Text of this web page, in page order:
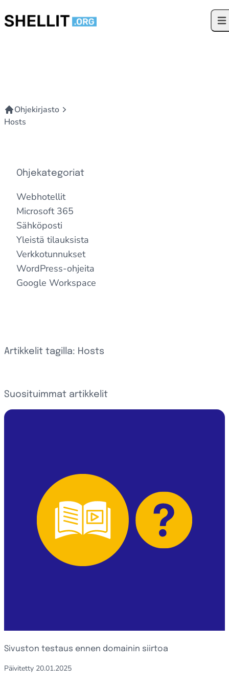
Ohjekirjasto
Hosts
Ohjekategoriat
Webhotellit
Microsoft 365
Sähköposti
Yleistä tilauksista
Verkkotunnukset
WordPress-ohjeita
Google Workspace
Artikkelit tagilla: Hosts
Suosituimmat artikkelit
Sivuston testaus ennen domainin siirtoa
Päivitetty 20.01.2025